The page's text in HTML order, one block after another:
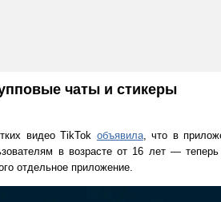
чаты и стикеры
видео TikTok объявила, что в
в возрасте от 16 лет —
отдельное приложение.